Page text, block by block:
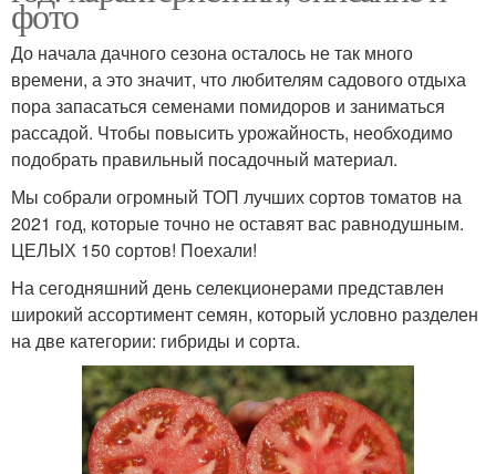
фото
До начала дачного сезона осталось не так много
времени, а это значит, что любителям садового отдыха
пора запасаться семенами помидоров и заниматься
рассадой. Чтобы повысить урожайность, необходимо
подобрать правильный посадочный материал.
Мы собрали огромный ТОП лучших сортов томатов на
2021 год, которые точно не оставят вас равнодушным.
ЦЕЛЫХ 150 сортов! Поехали!
На сегодняшний день селекционерами представлен
широкий ассортимент семян, который условно разделен
на две категории: гибриды и сорта.